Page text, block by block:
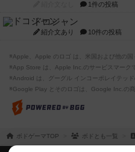
1件の投稿
ドコジャン
紹介文あり 10件の投稿
※Apple、Apple のロゴ は、米国および他の国
※App Store は、Apple Inc.のサービスマーク
※Android は、グーグル インコーポレイテッド
※Google Play とそのロゴは、Google Inc.の商
ボドゲーマTOP ボドとも一覧